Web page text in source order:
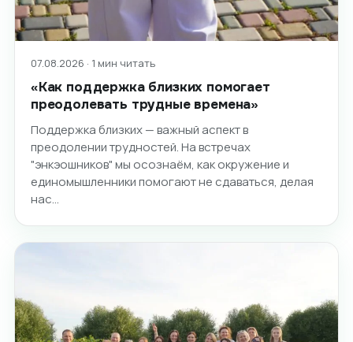
07.08.2026 · 1 мин читать
«Как поддержка близких помогает
преодолевать трудные времена»
Поддержка близких — важный аспект в
преодолении трудностей. На встречах
"энкэошников" мы осознаём, как окружение и
единомышленники помогают не сдаваться, делая
нас…